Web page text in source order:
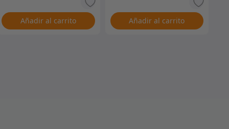
Añadir al carrito Añadir al carrito